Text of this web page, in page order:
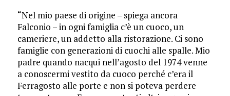
“Nel mio paese di origine – spiega ancora
Falconio – in ogni famiglia c’è un cuoco, un
cameriere, un addetto alla ristorazione. Ci sono
famiglie con generazioni di cuochi alle spalle. Mio
padre quando nacqui nell’agosto del 1974 venne
a conoscermi vestito da cuoco perché c’era il
Ferragosto alle porte e non si poteva perdere